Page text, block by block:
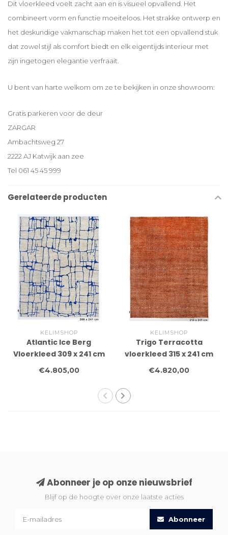
Dit vloerkleed voelt zacht aan en is visueel opvallend. Het
combineert vorm en functie moeiteloos. Het strakke ontwerp en
het deskundige vakmanschap maken het tot een opvallend stuk
dat zowel stijl als comfort biedt en elk eigentijds interieur met
zijn ingetogen elegantie verfraait.
U bent van harte welkom om ze te bekijken in onze showroom:
Gratis parkeren voor de deur
ZARGAR
Ambachtsweg 27
2222 AJ Katwijk aan zee
Tel 061 45 45 999
Gerelateerde producten
KELIMSHOP
Atlantic Ice Berg
Vloerkleed 309 x 241 cm
€4.805,00
KELIMSHOP
Trigo Terracotta
vloerkleed 315 x 241 cm
€4.820,00
Abonneer je op onze nieuwsbrief
Blijf op de hoogte over onze laatste acties
Abonneer